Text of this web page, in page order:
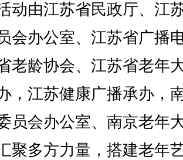
由江苏省民政厅、江
会办公室、江苏省广播
老龄协会、江苏省老年
，江苏健康广播承办，
员会办公室、南京老年
聚多方力量，搭建老年